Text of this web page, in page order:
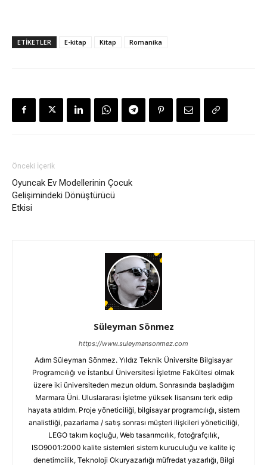
ETİKETLER E-kitap Kitap Romanika
Önceki İçerik
Oyuncak Ev Modellerinin Çocuk
Gelişimindeki Dönüştürücü
Etkisi
Süleyman Sönmez
https://www.suleymansonmez.com
Adım Süleyman Sönmez. Yıldız Teknik Üniversite Bilgisayar
Programcılığı ve İstanbul Üniversitesi İşletme Fakültesi olmak
üzere iki üniversiteden mezun oldum. Sonrasında başladığım
Marmara Üni. Uluslararası İşletme yüksek lisansını terk edip
hayata atıldım. Proje yöneticiliği, bilgisayar programcılığı, sistem
analistliği, pazarlama / satış sonrası müşteri ilişkileri yöneticiliği,
LEGO takım koçluğu, Web tasarımcılık, fotoğrafçılık,
ISO9001:2000 kalite sistemleri sistem kuruculuğu ve kalite iç
denetimcilik, Teknoloji Okuryazarlığı müfredat yazarlığı, Bilgi